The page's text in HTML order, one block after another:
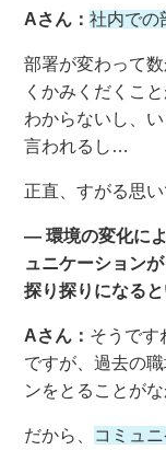
Aさん：社内での
部署が変わって
くかみくだくこ
わからないし、
言われるし…
正直、すがる思い
― 環境の変化に
ュニケーション
探り探りになると
Aさん： そうです
ですが、過去の
ンをとることがな
だから、 コミュ